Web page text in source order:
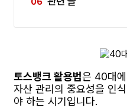
토스뱅크 활용법은 40대
자산 관리의 중요성을 인
야 하는 시기입니다.